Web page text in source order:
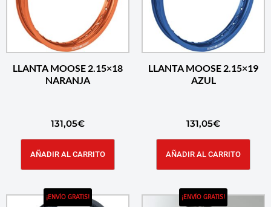
LLANTA MOOSE 2.15×18
NARANJA
131,05€
AÑADIR AL CARRITO
LLANTA MOOSE 2.15×19
AZUL
131,05€
AÑADIR AL CARRITO
¡ENVÍO GRATIS! ¡ENVÍO GRATIS!